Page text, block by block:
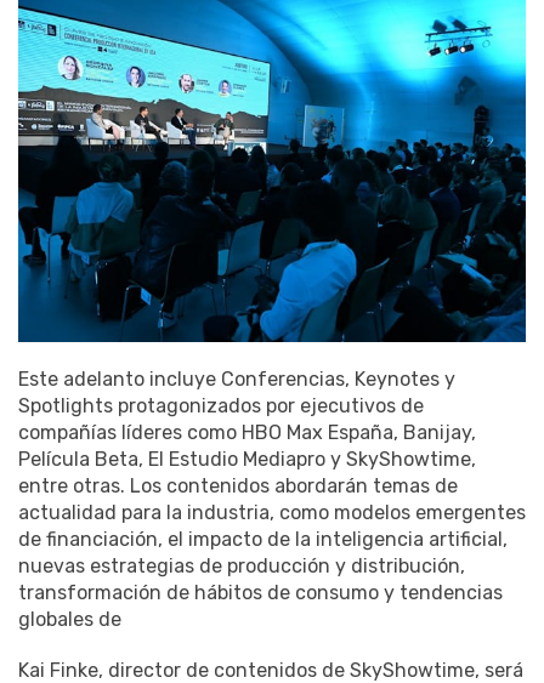
Este adelanto incluye Conferencias, Keynotes y
Spotlights protagonizados por ejecutivos de
compañías líderes como HBO Max España, Banijay,
Película Beta, El Estudio Mediapro y SkyShowtime,
entre otras. Los contenidos abordarán temas de
actualidad para la industria, como modelos emergentes
de financiación, el impacto de la inteligencia artificial,
nuevas estrategias de producción y distribución,
transformación de hábitos de consumo y tendencias
globales de
Kai Finke, director de contenidos de SkyShowtime, será